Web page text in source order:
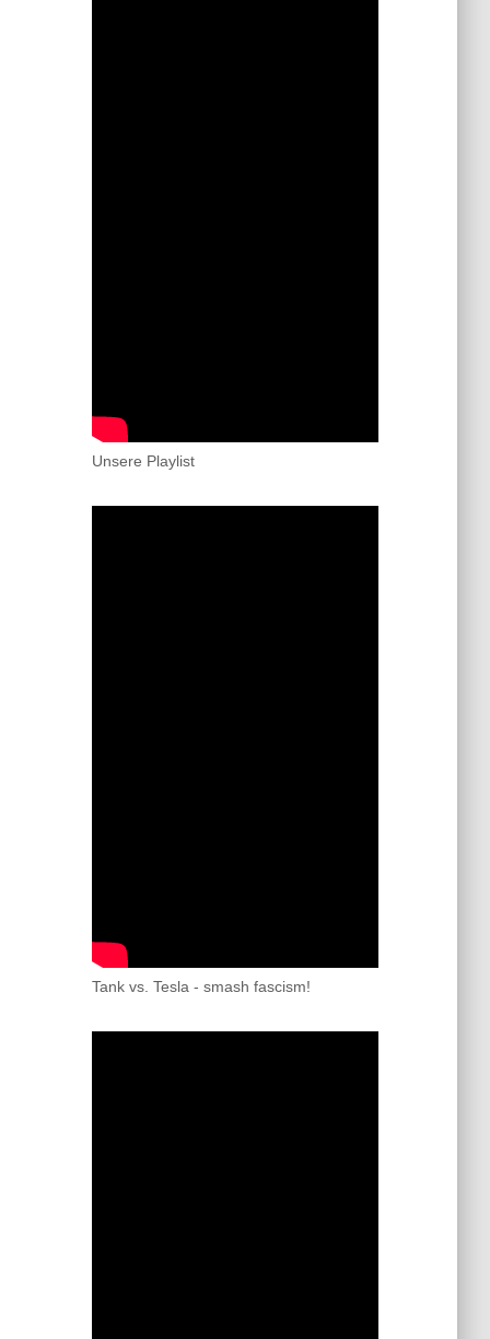
Unsere Playlist
Tank vs. Tesla - smash fascism!